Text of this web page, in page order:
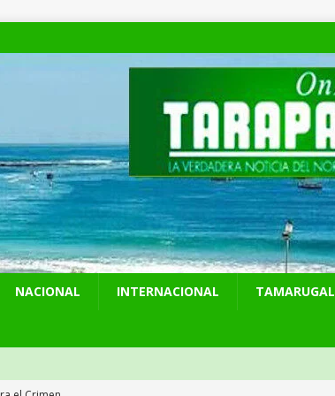
NACIONAL INTERNACIONAL TAMARUGAL